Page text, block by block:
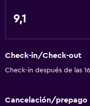
Nevera
Cafetera
9,1
Check-in/Check-out
Check-in después de las
Cancelación/prepago